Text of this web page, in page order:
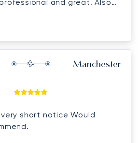
and great. Also
there in the market!
Manchester
short notice Would